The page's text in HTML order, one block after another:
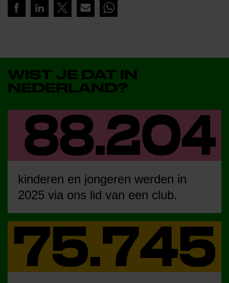
WIST JE DAT IN
NEDERLAND?
kinderen en jongeren werden in
2025 via ons lid van een club.